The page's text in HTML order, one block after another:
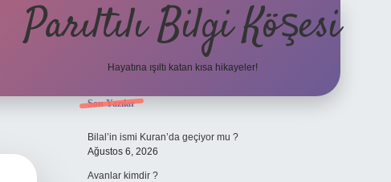
Parıltılı Bilgi Köşesi
Hayatına ışıltı katan kısa hikayeler!
Sidebar
Son Yazılar
Bilal’in ismi Kuran’da geçiyor mu ?
Ağustos 6, 2026
Avanlar kimdir ?